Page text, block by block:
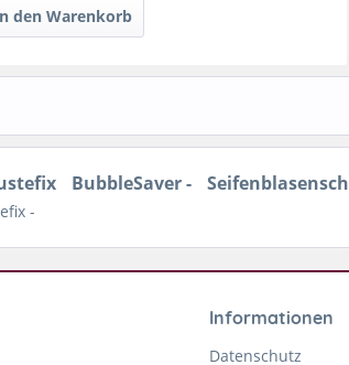
BubbleSaver - Seifenblasensch
-
Informationen
Datenschutz